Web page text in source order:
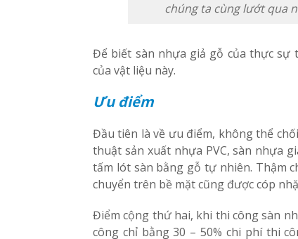
chúng ta cùng lướt qua
Để biết sàn nhựa giả gỗ của thực sự
của vật liệu này.
Ưu điểm
Đầu tiên là về ưu điểm, không thể
thuật sản xuất nhựa PVC, sàn nhựa
tấm lót sàn bằng gỗ tự nhiên. Thậm
chuyển trên bề mặt cũng được cóp
Điểm cộng thứ hai, khi thi công sàn
công chỉ bằng 30 – 50% chi phí thi